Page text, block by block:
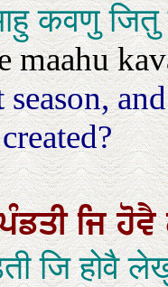
कवणु
maahu
ਜਿਹੋਵੈ
जि होवै